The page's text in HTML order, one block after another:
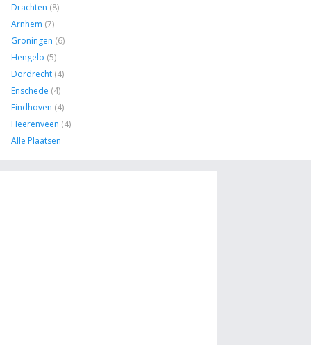
Drachten (8)
Arnhem (7)
Groningen (6)
Hengelo (5)
Dordrecht (4)
Enschede (4)
Eindhoven (4)
Heerenveen (4)
Alle Plaatsen